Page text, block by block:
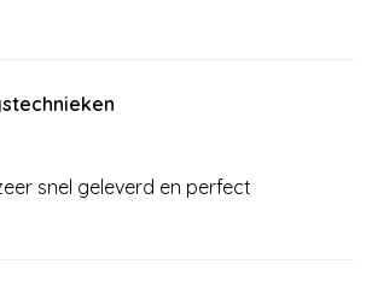
snel geleverd en perfect